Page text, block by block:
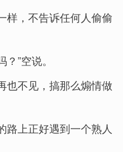
样，不告诉任何人偷偷
”空说。
也不见，搞那么煽情做
路上正好遇到一个熟人